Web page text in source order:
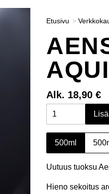
Etusivu >
Alk. 18,90 €
500ml
Uutuus tuoksu
Hieno sekoitus